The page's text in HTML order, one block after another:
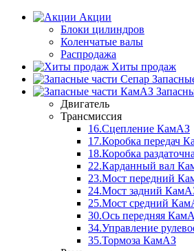
Акции
Блоки цилиндров
Коленчатые валы
Распродажа
Хиты продаж
Двигатель
Трансмиссия
16.Сцепление КамАЗ
17.Коробка передач
18.Коробка
22.Карданный вал
23.Мост передний
24.Мост задний
25.Мост средний
30.Ось передняя
34.Управление
35.Тормоза КамАЗ